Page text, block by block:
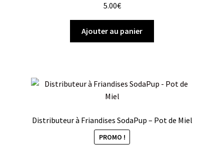
5.00€
Ajouter au panier
Distributeur à Friandises SodaPup – Pot de Miel
PROMO !